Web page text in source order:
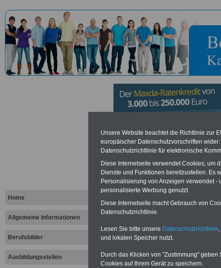
Home
Allgemeine Informationen
Berufsbilder
Ausbildungsstellen
Forstamt
Vorteile für den öffentlichen
Vergleichen und sparen
Bausparen schon ab 16 Jahren
Berufsunfähigkeitsabsicherung
Online-Vergleich Gesetzliche
Krankenkassen
Vorteile der Privaten
Krankenversicherung
Unsere Website beachtet die Richtlinie zur
europäischer Datenschutzvorschriften
Datenschutzrichtlinie für elektronische
Diese Internetseite verwendet Cookies, um
Dienste und Funktionen bereitzustellen. Es
Personalisierung von Anzeigen verwendet
personalisierte Werbung genutzt.
Diese Internetseite macht Gebrauch von
Datenschutzrichtlinie.
Lesen Sie bitte unsere Datenschutzrichtlinie
und lokalen Speicher nutzt.
Durch das Klicken von "Zustimmung"
Cookies auf Ihrem Gerät zu speichern.